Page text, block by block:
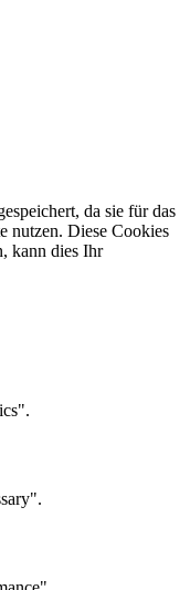
da sie für das
nutzen. Diese Cookies
kann dies Ihr